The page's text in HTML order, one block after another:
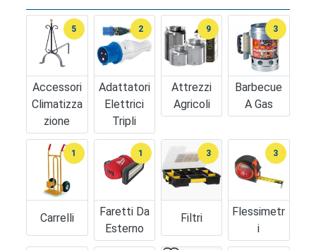
Accessori
Climatizza
Zione
5
Adattatori
Elettrici
Tripli
2
Attrezzi
Agricoli
9
Barbecue
A Gas
3
Carrelli
1
Faretti Da
Esterno
1
Filtri
3
Flessimetr
I
3